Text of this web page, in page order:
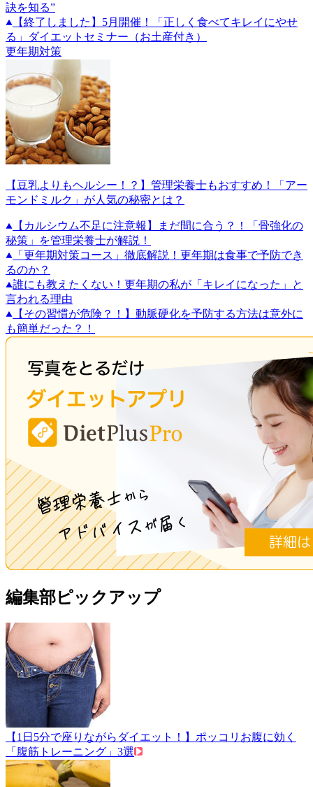
訣を知る”
【終了しました】5月開催！「正しく食べてキレイにやせ
る」ダイエットセミナー（お土産付き）
更年期対策
【豆乳よりもヘルシー！？】管理栄養士もおすすめ！「アー
モンドミルク」が人気の秘密とは？
【カルシウム不足に注意報】まだ間に合う？！「骨強化の
秘策」を管理栄養士が解説！
「更年期対策コース」徹底解説！更年期は食事で予防でき
るのか？
誰にも教えたくない！更年期の私が「キレイになった」と
言われる理由
【その習慣が危険？！】動脈硬化を予防する方法は意外に
も簡単だった？！
編集部ピックアップ
【1日5分で座りながらダイエット！】ポッコリお腹に効く
「腹筋トレーニング」3選